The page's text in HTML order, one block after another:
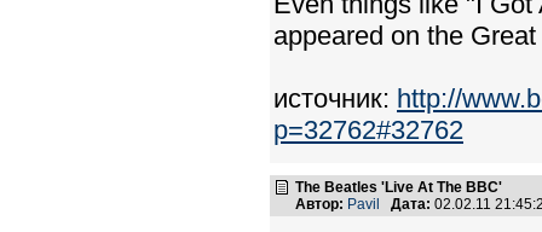
appeared on the
источник: http://
p=32762#32762
The Beatles 'Live At The BBC'
Автор: Pavil Дата: 02.02.11